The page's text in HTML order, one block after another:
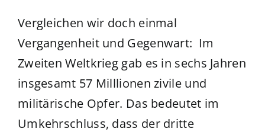
Vergleichen wir doch einmal
Vergangenheit und Gegenwart: Im
Zweiten Weltkrieg gab es in sechs Jahren
insgesamt 57 Milllionen zivile und
militärische Opfer. Das bedeutet im
Umkehrschluss, dass der dritte